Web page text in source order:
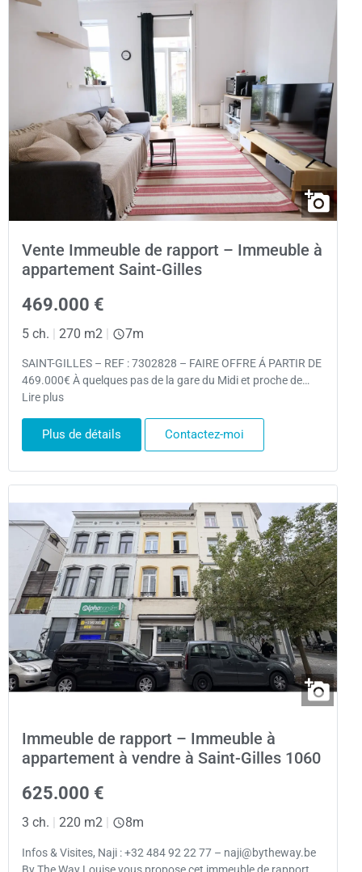
Vente Immeuble de rapport – Immeuble à
appartement Saint-Gilles
469.000 €
5 ch. | 270 m2 | 7m
SAINT-GILLES – REF : 7302828 – FAIRE OFFRE Á PARTIR DE
469.000€ À quelques pas de la gare du Midi et proche de…
Lire plus
Plus de détails Contactez-moi
Immeuble de rapport – Immeuble à
appartement à vendre à Saint-Gilles 1060
625.000 €
3 ch. 220 m2 8m
Infos & Visites, Naji : +32 484 92 22 77 – naji@bytheway.be